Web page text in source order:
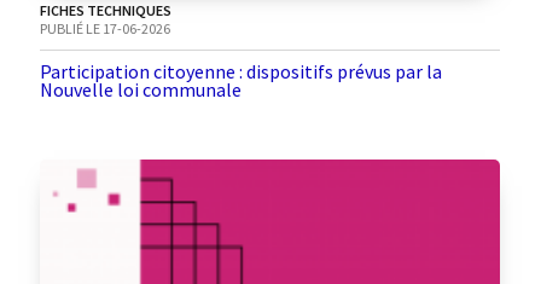
FICHES TECHNIQUES
PUBLIÉ LE 17-06-2026
Participation citoyenne : dispositifs prévus par la
Nouvelle loi communale